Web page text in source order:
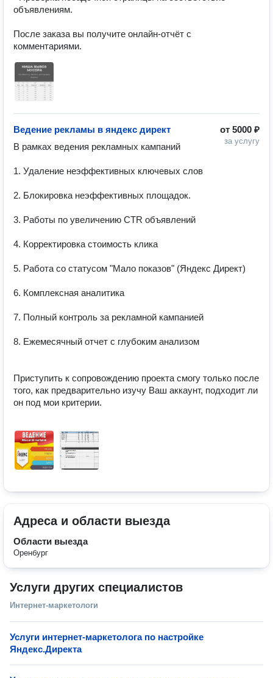
объявлениям.
После заказа вы получите онлайн-отчёт с
комментариями.
от 5000 ₽
за услугу
Ведение рекламы в яндекс директ
В рамках ведения рекламных кампаний
1. Удаление неэффективных ключевых слов
2. Блокировка неэффективных площадок.
3. Работы по увеличению CTR объявлений
4. Корректировка стоимость клика
5. Работа со статусом "Мало показов" (Яндекс Директ)
6. Комплексная аналитика
7. Полный контроль за рекламной кампанией
8. Ежемесячный отчет с глубоким анализом
Приступить к сопровождению проекта смогу только после
того, как предварительно изучу Ваш аккаунт, подходит ли
он под мои критерии.
Адреса и области выезда
Области выезда
Оренбург
Услуги других специалистов
Интернет-маркетологи
Услуги интернет-маркетолога по настройке
Яндекс.Директа